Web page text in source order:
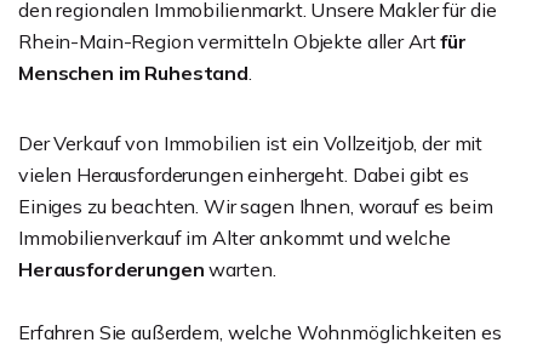
den regionalen Immobilienmarkt. Unsere Makler für die
Rhein-Main-Region vermitteln Objekte aller Artfür
Menschen im Ruhestand.
Der Verkauf von Immobilien ist ein Vollzeitjob, der mit
vielen Herausforderungen einhergeht. Dabei gibt es
Einiges zu beachten. Wir sagen Ihnen, worauf es beim
Immobilienverkauf im Alter ankommt und welche
Herausforderungenwarten.
Erfahren Sie außerdem, welche Wohnmöglichkeiten es